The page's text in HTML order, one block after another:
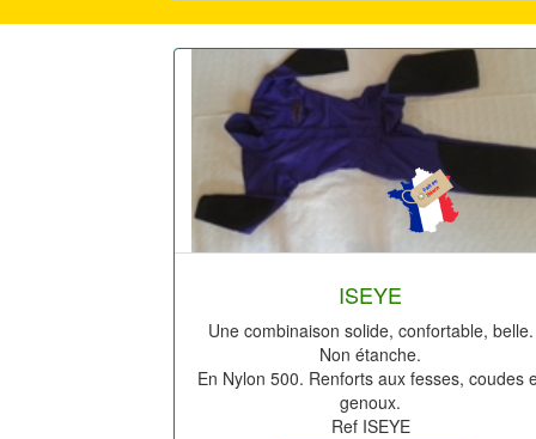
ISEYE
Une combinaison solide, confortable, belle.
Non étanche.
En Nylon 500. Renforts aux fesses, coudes
genoux.
Ref ISEYE